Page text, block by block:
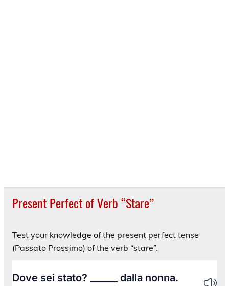
Present Perfect of Verb “Stare”
Test your knowledge of the present perfect tense
(Passato Prossimo) of the verb “stare”.